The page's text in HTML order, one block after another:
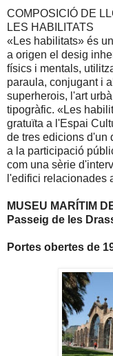
COMPOSICIÓ DE
LES HABILITATS
«Les habilitats» és
a origen el desig
físics i mentals,
paraula, conjugant i
superherois, l'art
tipogràfic. «Les
gratuïta a l'Espai
de tres edicions d'un
a la participació
com una sèrie
l'edifici relacionades
MUSEU MARÍTIM
Passeig de les
Portes obertes de